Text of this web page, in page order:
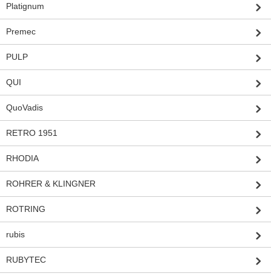
Platignum
Premec
PULP
QUI
QuoVadis
RETRO 1951
RHODIA
ROHRER & KLINGNER
ROTRING
rubis
RUBYTEC